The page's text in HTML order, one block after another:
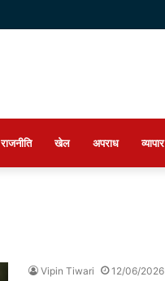
राजनीति खेल अपराध व्यापार
Vipin Tiwari 12/06/2026